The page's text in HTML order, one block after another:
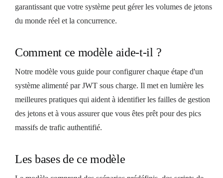
garantissant que votre système peut gérer les volumes de jetons
du monde réel et la concurrence.
Comment ce modèle aide-t-il ?
Notre modèle vous guide pour configurer chaque étape d'un
système alimenté par JWT sous charge. Il met en lumière les
meilleures pratiques qui aident à identifier les failles de gestion
des jetons et à vous assurer que vous êtes prêt pour des pics
massifs de trafic authentifié.
Les bases de ce modèle